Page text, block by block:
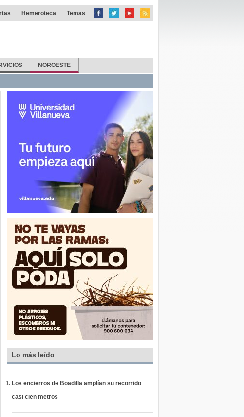
Hemeroteca Temas
NOROESTE
Lo más leído
Los encierros de Boadilla amplían su recorrido
casi cien metros